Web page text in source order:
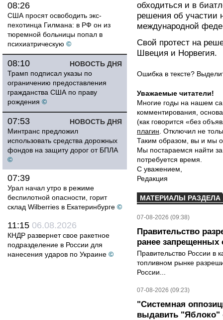
08:26
США просят освободить экс-
пехотинца Гилмана: в РФ он из
тюремной больницы попал в
психиатрическую ©
НОВОСТЬ ДНЯ
08:10
Трамп подписал указы по
ограничению предоставления
гражданства США по праву
рождения ©
НОВОСТЬ ДНЯ
07:53
Минтранс предложил
использовать средства дорожных
фондов на защиту дорог от БПЛА
©
07:39
Урал начал утро в режиме
беспилотной опасности, горит
склад Wilberries в Екатеринбурге ©
11:15 06.08.2026
КНДР развернет свое ракетное
подразделение в России для
нанесения ударов по Украине ©
обходиться и в
решения об участии
международной
Свой протест на
Швеция и Норвегия.
Ошибка в тексте?
Уважаемые читатели!
Многие годы на нашем
комментирования,
(как говорится «без
плагин . Отключил не
Таким образом, вы и мы
Мы постараемся найти
потребуется время.
С уважением,
Редакция
МАТЕРИАЛЫ РАЗДЕЛА
07-08-2026 (09:38)
Правительство
ранее запрещенных
Правительство России в
топливном рынке
России...
07-08-2026 (09:23)
"Системная
выдавить "Яблоко"